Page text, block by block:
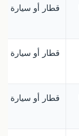
قطار أو سيارة
قطار أو سيارة
قطار أو سيارة